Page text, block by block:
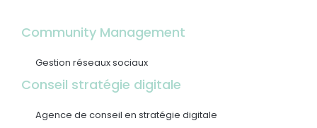
Community Management
Gestion réseaux sociaux
Conseil stratégie digitale
Agence de conseil en stratégie digitale